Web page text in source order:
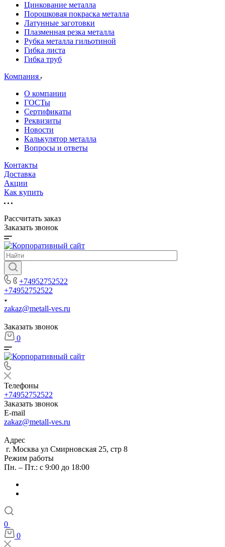
Цинкование металла
Порошковая покраска металла
Латунные заготовки
Плазменная резка металла
Рубка металла гильотиной
Гибка листа
Гибка труб
Компания
О компании
ГОСТы
Сертификаты
Реквизиты
Новости
Калькулятор металла
Вопросы и ответы
Контакты
Доставка
Акции
Как купить
Рассчитать заказ
Заказать звонок
+74952752522
+74952752522
zakaz@metall-ves.ru
Заказать звонок
0
Телефоны
+74952752522
Заказать звонок
E-mail
zakaz@metall-ves.ru
Адрес
г. Москва ул Смирновская 25, стр 8
Режим работы
Пн. – Пт.: с 9:00 до 18:00
0
0